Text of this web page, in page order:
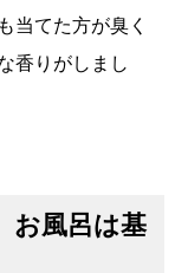
当てた方が臭く
香りがしまし
風呂は基